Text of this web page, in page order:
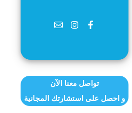
تواصل معنا الآن
و احصل على استشارتك المجانية